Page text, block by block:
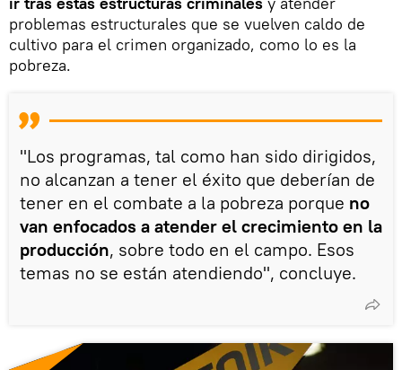
problemas estructurales que se vuelven caldo de
cultivo para el crimen organizado, como lo es la
pobreza.
"Los programas, tal como han sido dirigidos,
no alcanzan a tener el éxito que deberían de
tener en el combate a la pobreza porque no
van enfocados a atender el crecimiento en la
producción, sobre todo en el campo. Esos
temas no se están atendiendo", concluye.